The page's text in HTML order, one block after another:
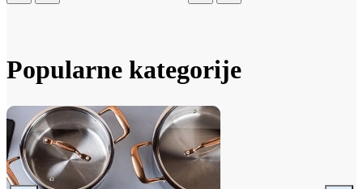
Popularne kategorije